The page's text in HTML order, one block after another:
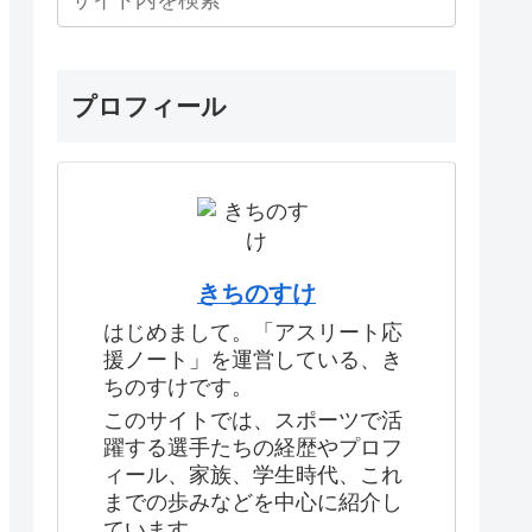
プロフィール
きちのすけ
はじめまして。「アスリート応
援ノート」を運営している、き
ちのすけです。
このサイトでは、スポーツで活
躍する選手たちの経歴やプロフ
ィール、家族、学生時代、これ
までの歩みなどを中心に紹介し